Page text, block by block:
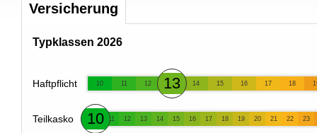
Versicherung
Typklassen 2026
Haftpflicht 10 11 12 13 14 15 16 17 18
Teilkasko 10 11 12 13 14 15 16 17 18 19 20 21 22 23